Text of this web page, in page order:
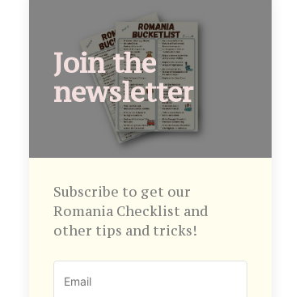
Join the
newsletter
Subscribe to get our
Romania Checklist and
other tips and tricks!